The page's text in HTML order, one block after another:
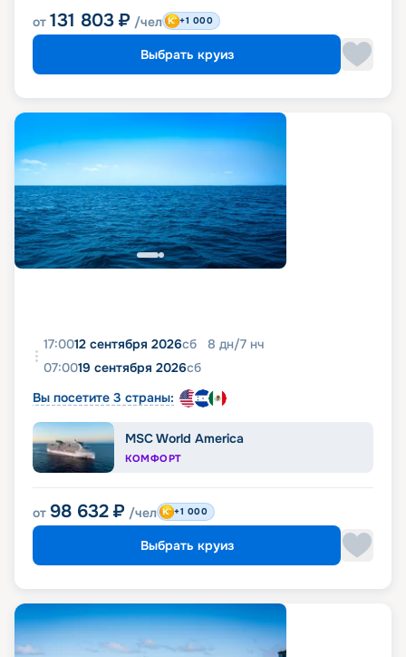
от 131 803 ₽ /чел +1 000
Выбрать круиз
17:0012 сентября 2026сб 8 дн/7 нч
07:0019 сентября 2026сб
Вы посетите 3 страны:
MSC World America
КОМФОРТ
от 98 632 ₽ /чел +1 000
Выбрать круиз